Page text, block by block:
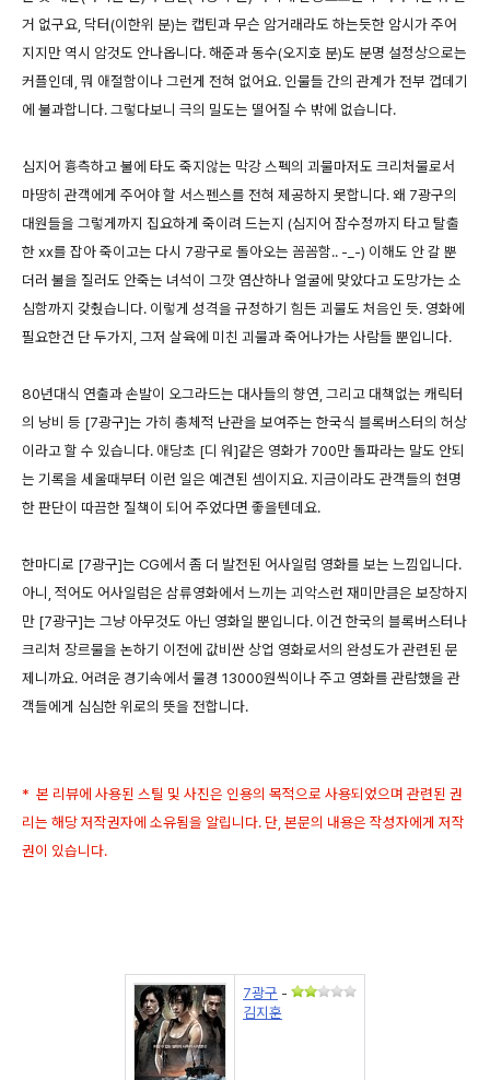
거 없구요, 닥터(이한위 분)는 캡틴과 무슨 암거래라도 하는듯한 암시가 주어
지지만 역시 암것도 안나옵니다. 해준과 동수(오지호 분)도 분명 설정상으로는
커플인데, 뭐 애절함이나 그런게 전혀 없어요. 인물들 간의 관계가 전부 껍데기
에 불과합니다. 그렇다보니 극의 밀도는 떨어질 수 밖에 없습니다.
심지어 흉측하고 불에 타도 죽지않는 막강 스펙의 괴물마저도 크리처물로서
마땅히 관객에게 주어야 할 서스펜스를 전혀 제공하지 못합니다. 왜 7광구의
대원들을 그렇게까지 집요하게 죽이려 드는지 (심지어 잠수정까지 타고 탈출
한 xx를 잡아 죽이고는 다시 7광구로 돌아오는 꼼꼼함.. -_-) 이해도 안 갈 뿐
더러 불을 질러도 안죽는 녀석이 그깟 염산하나 얼굴에 맞았다고 도망가는 소
심함까지 갖췄습니다. 이렇게 성격을 규정하기 힘든 괴물도 처음인 듯. 영화에
필요한건 단 두가지, 그저 살육에 미친 괴물과 죽어나가는 사람들 뿐입니다.
80년대식 연출과 손발이 오그라드는 대사들의 향연, 그리고 대책없는 캐릭터
의 낭비 등 [7광구]는 가히 총체적 난관을 보여주는 한국식 블록버스터의 허상
이라고 할 수 있습니다. 애당초 [디 워]같은 영화가 700만 돌파라는 말도 안되
는 기록을 세울때부터 이런 일은 예견된 셈이지요. 지금이라도 관객들의 현명
한 판단이 따끔한 질책이 되어 주었다면 좋을텐데요.
한마디로 [7광구]는 CG에서 좀 더 발전된 어사일럼 영화를 보는 느낌입니다.
아니, 적어도 어사일럼은 삼류영화에서 느끼는 괴악스런 재미만큼은 보장하지
만 [7광구]는 그냥 아무것도 아닌 영화일 뿐입니다. 이건 한국의 블록버스터나
크리처 장르물을 논하기 이전에 값비싼 상업 영화로서의 완성도가 관련된 문
제니까요. 어려운 경기속에서 물경 13000원씩이나 주고 영화를 관람했을 관
객들에게 심심한 위로의 뜻을 전합니다.
* 본 리뷰에 사용된 스틸 및 사진은 인용의 목적으로 사용되었으며 관련된 권
리는 해당 저작권자에 소유됨을 알립니다. 단, 본문의 내용은 작성자에게 저작
권이 있습니다.
7광구 -
김지훈